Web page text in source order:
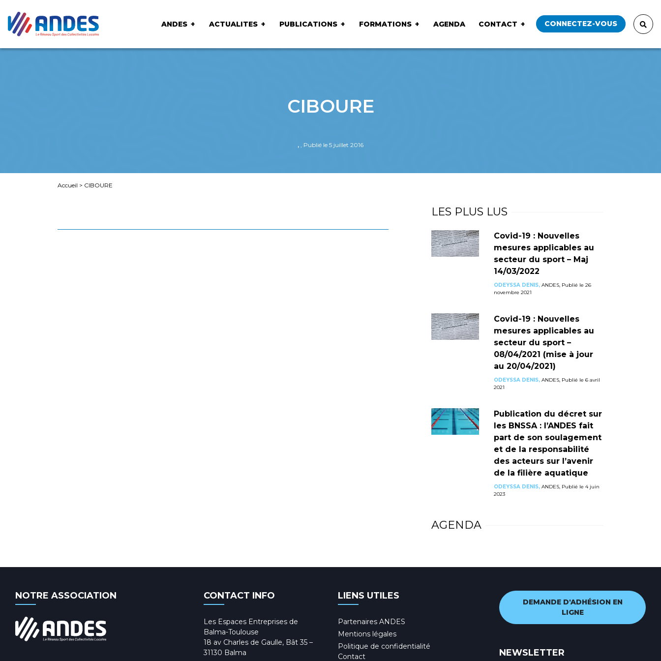
ANDES ACTUALITES PUBLICATIONS FORMATIONS AGENDA CONTACT CONNECTEZ-VOUS
CIBOURE
, , Publié le 5 juillet 2016
Accueil > CIBOURE
LES PLUS LUS
Covid-19 : Nouvelles
mesures applicables au
secteur du sport – Maj
14/03/2022
ODEYSSA DENIS,ANDES, Publié le 26
novembre 2021
Covid-19 : Nouvelles
mesures applicables au
secteur du sport –
08/04/2021 (mise à jour
au 20/04/2021)
ODEYSSA DENIS,ANDES, Publié le 6 avril
2021
Publication du décret sur
les BNSSA : l’ANDES fait
part de son soulagement
et de la responsabilité
des acteurs sur l’avenir
de la filière aquatique
ODEYSSA DENIS,ANDES, Publié le 4 juin
2023
AGENDA
NOTRE ASSOCIATION CONTACT INFO
Les Espaces Entreprises de
Balma-Toulouse
18 av Charles de Gaulle, Bât 35 –
31130 Balma
LIENS UTILES
Partenaires ANDES
Mentions légales
Politique de confidentialité
Contact
DEMANDE D'ADHÉSION EN
LIGNE
NEWSLETTER